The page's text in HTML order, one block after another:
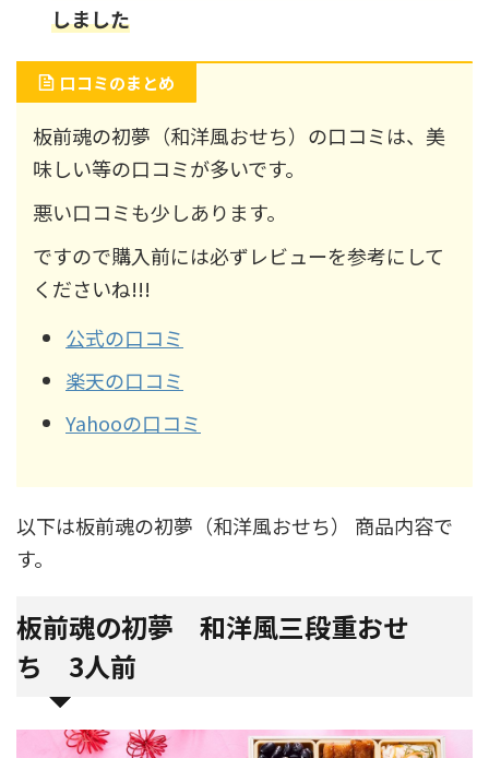
しました
口コミのまとめ
板前魂の初夢（和洋風おせち）の口コミは、美
味しい等の口コミが多いです。
悪い口コミも少しあります。
ですので購入前には必ずレビューを参考にして
くださいね!!!
公式の口コミ
楽天の口コミ
Yahooの口コミ
以下は板前魂の初夢（和洋風おせち） 商品内容で
す。
板前魂の初夢 和洋風三段重おせ
ち 3人前